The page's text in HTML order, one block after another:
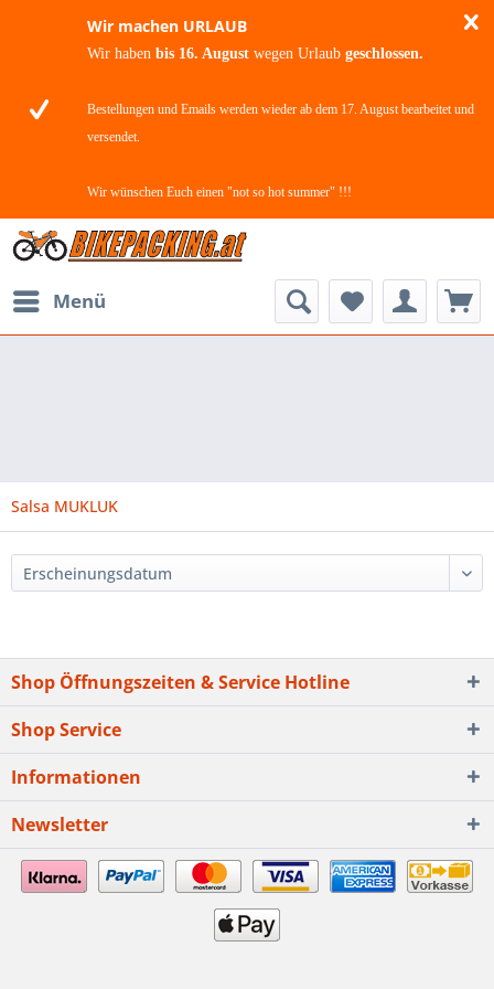
Wir machen URLAUB
Wir haben bis 16. August wegen Urlaub geschlossen.
Bestellungen und Emails werden wieder ab dem 17. August bearbeitet und
versendet.
Wir wünschen Euch einen "not so hot summer" !!!
Menü
Salsa MUKLUK
Shop Öffnungszeiten & Service Hotline
Shop Service
Informationen
Newsletter